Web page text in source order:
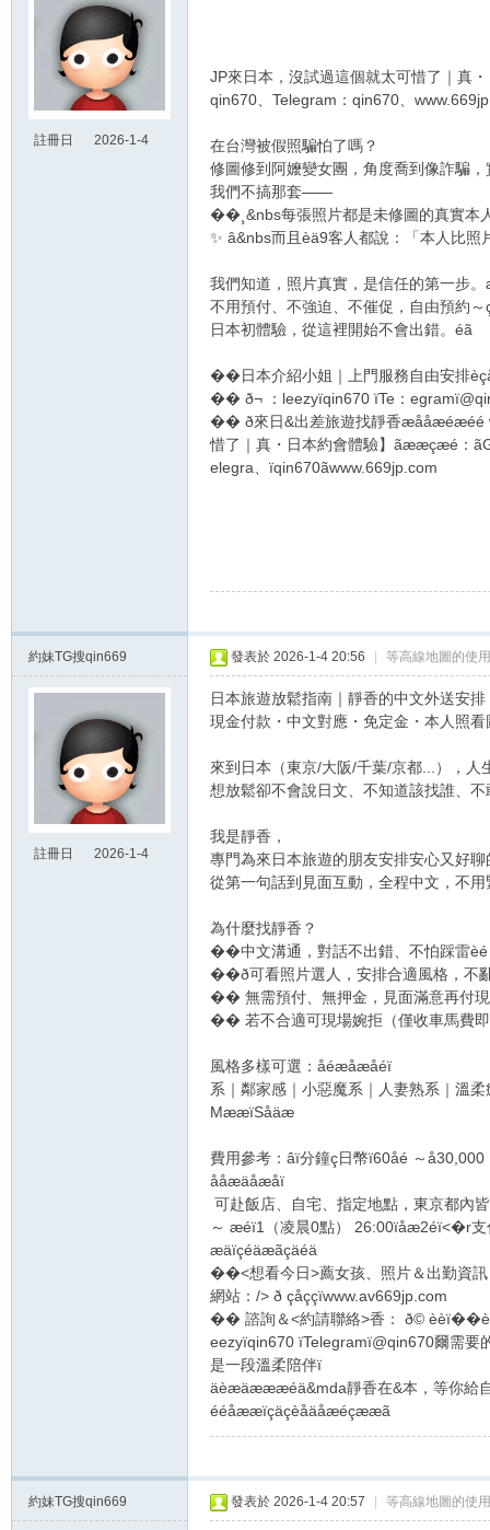
註冊日
2026-1-4
JP來日本，沒試過這個就太可惜了｜真
qin670、Telegram：qin670、
在台灣被假照騙怕了嗎？
修圖修到阿嬤變女團，角度喬到像詐騙
我們不搞那套——
��¸&nbs每張照片都是未修圖的真實本
✨ â&nbs而且èä9客人都說：「本人比照
我們知道，照片真實，是信任的第一步
不用預付、不強迫、不催促，自由預約～
日本初體驗，從這裡開始不會出錯。éã
��日本介紹小姐｜上門服務自由安排
�� ð¬ ：leezyïqin670 ïTe：
�� ð來日&出差旅遊找靜香æååæéæéé
惜了｜真・日本約會體驗】ãææçæé：
elegra、ïqin670ãwww.669jp.com
約妹TG搜qin669
註冊日
2026-1-4
發表於 2026-1-4 20:56 等高線地圖的使
日本旅遊放鬆指南｜靜香的中文外送安排
現金付款・中文對應・免定金・本人照看
來到日本（東京/大阪/千葉/京都...），人
想放鬆卻不會說日文、不知道該找誰、不
我是靜香，
專門為來日本旅遊的朋友安排安心又好聊
從第一句話到見面互動，全程中文，不
為什麼找靜香？
��中文溝通，對話不出錯、不怕踩雷èé
��ð可看照片選人，安排合適風格，不
�� 無需預付、無押金，見面滿意再付
�� 若不合適可現場婉拒（僅收車馬費
風格多樣可選：åéæåæåéï
系｜鄰家感｜小惡魔系｜人妻熟系｜溫
MææïSåäæ
費用參考：âï分鐘ç日幣ï60åé ～å30,000
ååæäåæåï
可赴飯店、自宅、指定地點，東京都內
～ æéï1（凌晨0點） 26:00ïåæ2éï<�r支
æäïçéäæãçäéä
��<想看今日>薦女孩、照片＆出勤資
網站：/> ð çåççïwww.av669jp.com
�� 諮詢＆<約請聯絡>香： ð©
eezyïqin670 ïTelegramï@qin670爾需要
是一段溫柔陪伴ï
äèæäæææéä&mda靜香在&本，等你給
ééåææïçäçèåäåæéçææã
約妹TG搜qin669 發表於 2026-1-4 20:57 等高線地圖的使